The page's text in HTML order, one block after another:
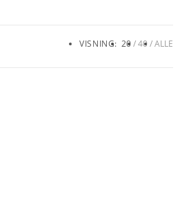
VISNING: 20 40 ALLE